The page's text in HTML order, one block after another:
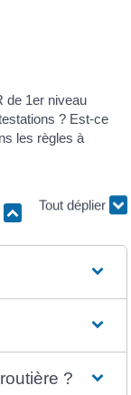
de 1er niveau
? Est-ce
les règles à
Tout déplier
?